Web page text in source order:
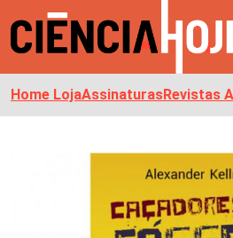
Home LojaAssinaturasRevistas